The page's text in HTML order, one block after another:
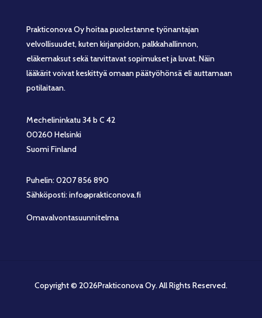
Prakticonova Oy hoitaa puolestanne työnantajan
velvollisuudet, kuten kirjanpidon, palkkahallinnon,
eläkemaksut sekä tarvittavat sopimukset ja luvat. Näin
lääkärit voivat keskittyä omaan päätyöhönsä eli auttamaan
potilaitaan.
Mechelininkatu 34 b C 42
00260 Helsinki
Suomi Finland
Puhelin: 0207 856 890
Sähköposti: info@prakticonova.fi
Omavalvontasuunnitelma
Copyright © 2026Prakticonova Oy. All Rights Reserved.